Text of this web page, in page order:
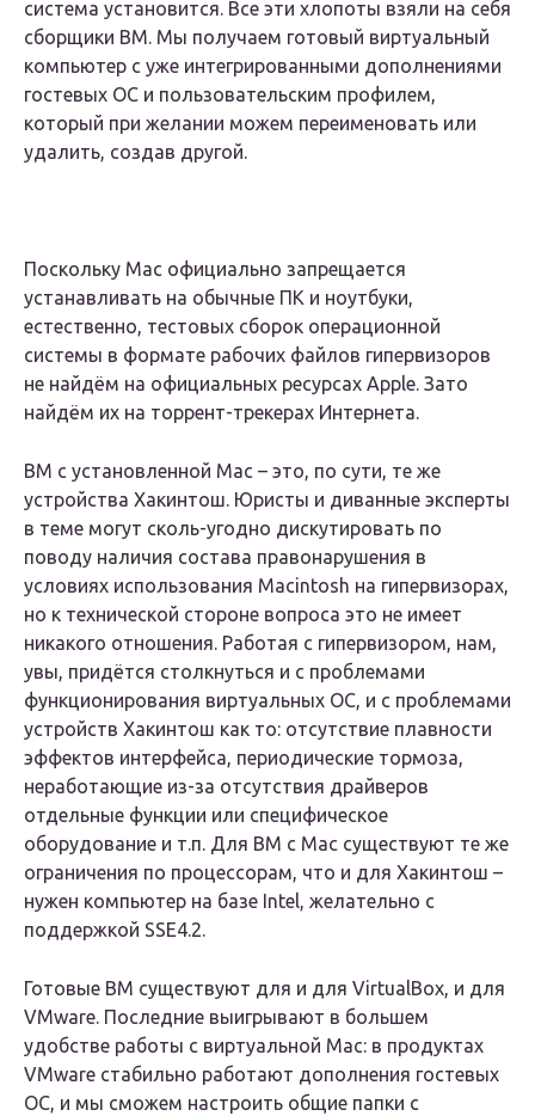
система установится. Все эти хлопоты взяли на себя
сборщики ВМ. Мы получаем готовый виртуальный
компьютер с уже интегрированными дополнениями
гостевых ОС и пользовательским профилем,
который при желании можем переименовать или
удалить, создав другой.
Поскольку Mac официально запрещается
устанавливать на обычные ПК и ноутбуки,
естественно, тестовых сборок операционной
системы в формате рабочих файлов гипервизоров
не найдём на официальных ресурсах Apple. Зато
найдём их на торрент-трекерах Интернета.
ВМ с установленной Mac – это, по сути, те же
устройства Хакинтош. Юристы и диванные эксперты
в теме могут сколь-угодно дискутировать по
поводу наличия состава правонарушения в
условиях использования Macintosh на гипервизорах,
но к технической стороне вопроса это не имеет
никакого отношения. Работая с гипервизором, нам,
увы, придётся столкнуться и с проблемами
функционирования виртуальных ОС, и с проблемами
устройств Хакинтош как то: отсутствие плавности
эффектов интерфейса, периодические тормоза,
неработающие из-за отсутствия драйверов
отдельные функции или специфическое
оборудование и т.п. Для ВМ с Mac существуют те же
ограничения по процессорам, что и для Хакинтош –
нужен компьютер на базе Intel, желательно с
поддержкой SSE4.2.
Готовые ВМ существуют для и для VirtualBox, и для
VMware. Последние выигрывают в большем
удобстве работы с виртуальной Mac: в продуктах
VMware стабильно работают дополнения гостевых
ОС, и мы сможем настроить общие папки с